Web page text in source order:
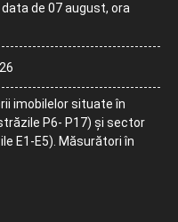
de 07 august, ora
imobilelor situate în
P6- P17) și sector
E1-E5). Măsurători în